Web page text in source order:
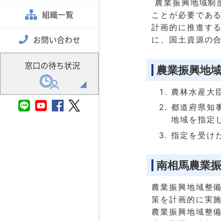
組織一覧
お問い合わせ
窓口の待ち状況
農業振興地域制
ことが必要であ
計画的に推進す
に、国土資源の
農業振興地
農林水産大
都道府県知
地域を指定
指定を受け
南相馬農業
農業振興地域整
策を計画的に実
農業振興地域整